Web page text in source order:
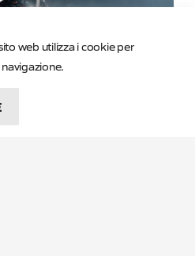
web utilizza i cookie per